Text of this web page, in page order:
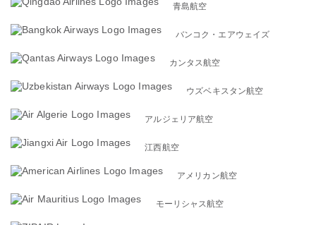
青島航空
バンコク・エアウェイズ
カンタス航空
ウズベキスタン航空
アルジェリア航空
江西航空
アメリカン航空
モーリシャス航空